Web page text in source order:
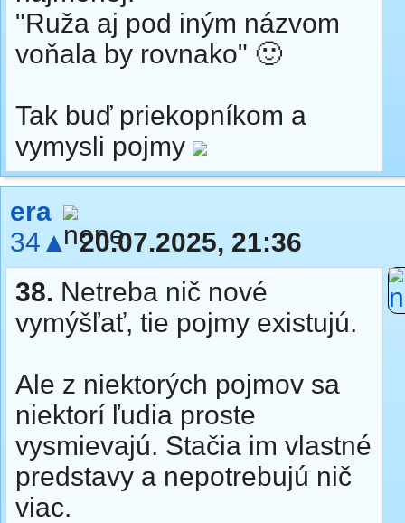
"Ruža aj pod iným názvom
voňala by rovnako" 🙂
Tak buď priekopníkom a
vymysli pojmy
era
34▲ 20.07.2025, 21:36
38. Netreba nič nové
vymýšľať, tie pojmy existujú.
Ale z niektorých pojmov sa
niektorí ľudia proste
vysmievajú. Stačia im vlastné
predstavy a nepotrebujú nič
viac.